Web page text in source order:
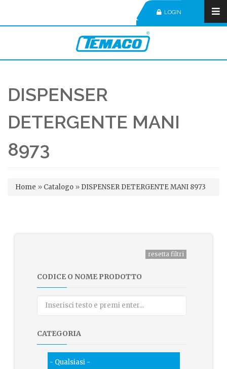
LOGIN
DISPENSER
DETERGENTE MANI
8973
Tu sei qui
Home » Catalogo » DISPENSER DETERGENTE MANI 8973
CODICE O NOME PRODOTTO
CATEGORIA
- Qualsiasi -